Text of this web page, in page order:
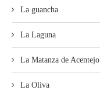
La guancha
La Laguna
La Matanza de Acentejo
La Oliva